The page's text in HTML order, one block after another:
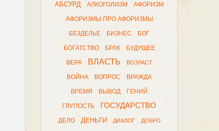
АБСУРД АЛКОГОЛИЗМ АФОРИЗМ
АФОРИЗМЫ ПРО АФОРИЗМЫ
БЕЗДЕЛЬЕ БИЗНЕС БОГ
БОГАТСТВО БРАК БУДУЩЕЕ
ВЕРА ВЛАСТЬ ВОЗРАСТ
ВОЙНА ВОПРОС ВРАЖДА
ВРЕМЯ ВЫВОД ГЕНИЙ
ГЛУПОСТЬ ГОСУДАРСТВО
ДЕЛО ДЕНЬГИ ДИАЛОГ ДОБРО